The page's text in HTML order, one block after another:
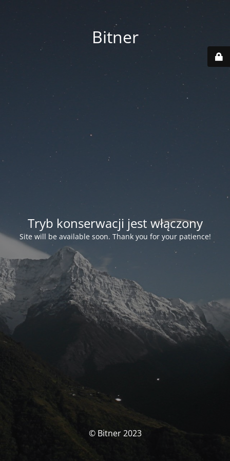
Bitner
Tryb konserwacji jest włączony
Site will be available soon. Thank you for your patience!
© Bitner 2023